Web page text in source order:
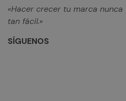
«Hacer crecer tu marca nunca
tan fácil.»
SÍGUENOS